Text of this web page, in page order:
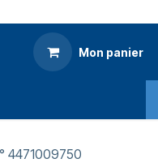
Mon panier
4471009750